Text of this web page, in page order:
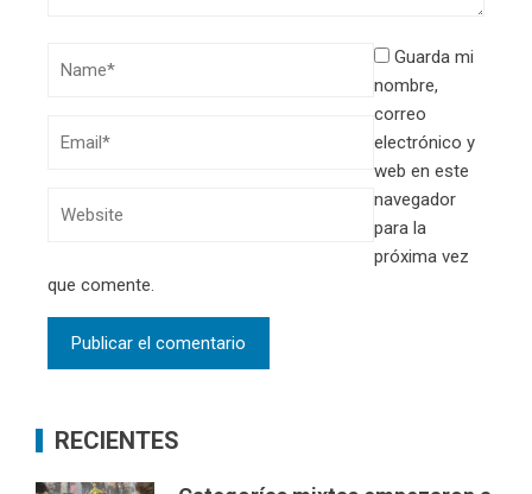
Guarda mi
nombre,
correo
electrónico y
web en este
navegador
para la
próxima vez
que comente.
RECIENTES